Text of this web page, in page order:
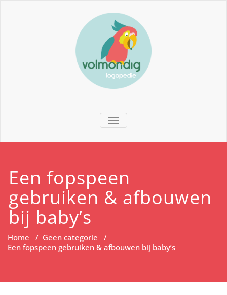
TOGGLE NAVIGATION
Een fopspeen
gebruiken & afbouwen
bij baby’s
Home / Geen categorie /
Een fopspeen gebruiken & afbouwen bij baby’s